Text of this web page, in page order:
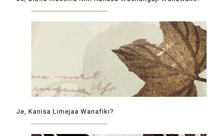
Je, Kanisa Limejaa Wanafiki?